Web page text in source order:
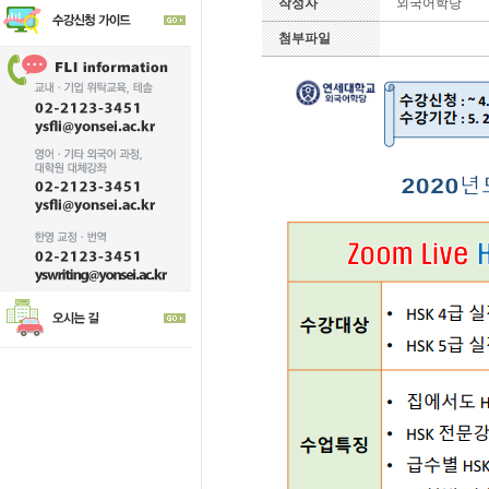
작성자 외국어학당
첨부파일